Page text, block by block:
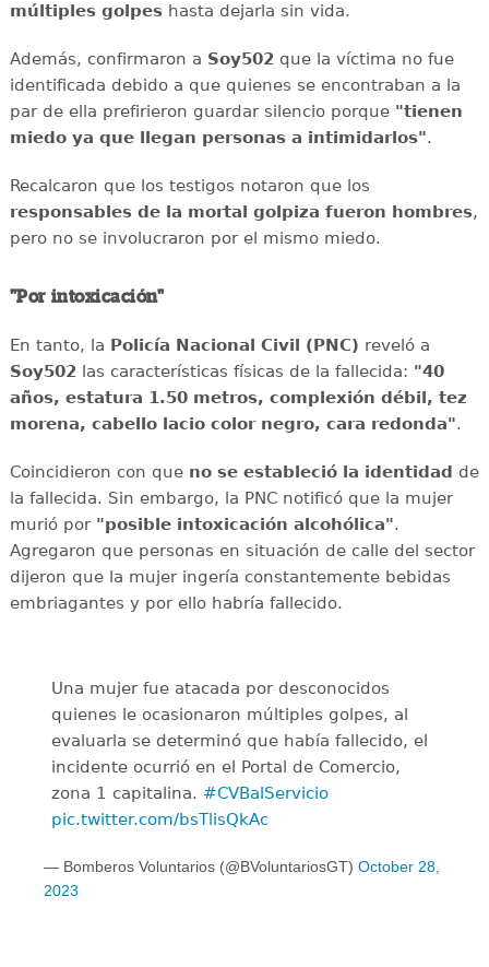
múltiples golpeshasta dejarla sin vida.
Además, confirmaron a Soy502que la víctima no fue
identificada debido a que quienes se encontraban a la
par de ella prefirieron guardar silencio porque "tienen
miedo ya que llegan personas a intimidarlos".
Recalcaron que los testigos notaron que los
responsables de la mortal golpiza fueron hombres,
pero no se involucraron por el mismo miedo.
"Por intoxicación"
En tanto, la Policía Nacional Civil (PNC) reveló a
Soy502las características físicas de la fallecida: "40
años, estatura 1.50 metros, complexión débil, tez
morena, cabello lacio color negro, cara redonda".
Coincidieron con que no se estableció la identidad de
la fallecida. Sin embargo, la PNC notificó que la mujer
murió por "posible intoxicación alcohólica".
Agregaron que personas en situación de calle del sector
dijeron que la mujer ingería constantemente bebidas
embriagantes y por ello habría fallecido.
Una mujer fue atacada por desconocidos
quienes le ocasionaron múltiples golpes, al
evaluarla se determinó que había fallecido, el
incidente ocurrió en el Portal de Comercio,
zona 1 capitalina. #CVBalServicio
pic.twitter.com/bsTlisQkAc
— Bomberos Voluntarios (@BVoluntariosGT) October 28,
2023